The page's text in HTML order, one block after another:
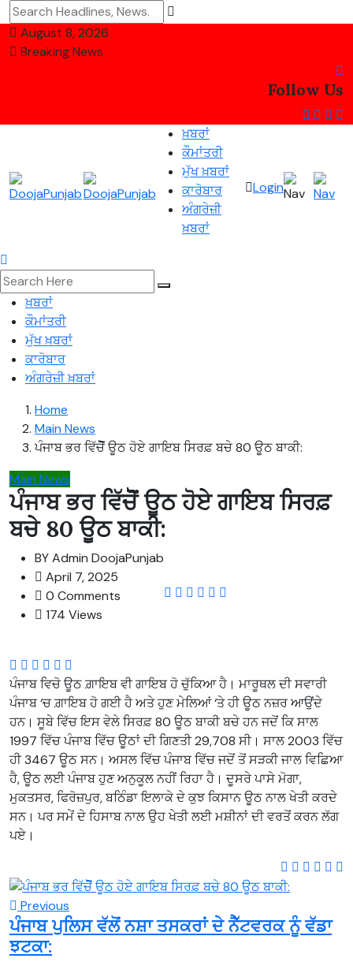
August 8, 2026
Breaking News
Follow Us
ਖ਼ਬਰਾਂ
ਕੌਮਾਂਤਰੀ
ਮੁੱਖ ਖ਼ਬਰਾਂ
ਕਾਰੋਬਾਰ
ਅੰਗਰੇਜ਼ੀ
ਖ਼ਬਰਾਂ
Login
ਖ਼ਬਰਾਂ
ਕੌਮਾਂਤਰੀ
ਮੁੱਖ ਖ਼ਬਰਾਂ
ਕਾਰੋਬਾਰ
ਅੰਗਰੇਜ਼ੀ ਖ਼ਬਰਾਂ
Home
Main News
ਪੰਜਾਬ ਭਰ ਵਿੱਚੋੋੋੋੋੋੋੋੋੋੋੋੋੋੋੋੋੋੋੋੋੋੋੋੋੋੋੋੋੋੋਂ ਊਠ ਹੋਏ ਗਾਇਬ ਸਿਰਫ਼ ਬਚੇ 80 ਊਠ ਬਾਕੀ:
Main News
ਪੰਜਾਬ ਭਰ ਵਿੱਚੋੋੋੋੋੋੋੋੋੋੋੋੋੋੋੋੋੋੋੋੋੋੋੋੋੋੋੋੋੋੋਂ ਊਠ ਹੋਏ ਗਾਇਬ ਸਿਰਫ਼
ਬਚੇ 80 ਊਠ ਬਾਕੀ:
BYAdmin DoojaPunjab
April 7, 2025
0 Comments
174 Views
ਪੰਜਾਬ ਵਿਚੋ ਊਠ ਗ਼ਾਇਬ ਵੀ ਗਾਇਬ ਹੋ ਚੁੱਕਿਆ ਹੈ। ਮਾਰੂਥਲ ਦੀ ਸਵਾਰੀ
ਪੰਜਾਬ ‘ਚ ਗ਼ਾਇਬ ਹੋ ਗਈ ਹੈ ਅਤੇ ਹੁਣ ਮੇਲਿਆਂ ‘ਤੇ ਹੀ ਊਠ ਨਜ਼ਰ ਆਉਂਦੇ
ਹਨ। ਸੂਬੇ ਵਿੱਚ ਇਸ ਵੇਲੇ ਸਿਰਫ਼ 80 ਊਠ ਬਾਕੀ ਬਚੇ ਹਨ ਜਦੋਂ ਕਿ ਸਾਲ
1997 ਵਿੱਚ ਪੰਜਾਬ ਵਿੱਚ ਊਠਾਂ ਦੀ ਗਿਣਤੀ 29,708 ਸੀ। ਸਾਲ 2003 ਵਿੱਚ
ਹੀ 3467 ਊਠ ਸਨ। ਅਸਲ ਵਿੱਚ ਪੰਜਾਬ ਵਿੱਚ ਜਦੋਂ ਤੋਂ ਸੜਕੀ ਜਾਲ ਵਿਛਿਆ
ਹੈ, ਊਠ ਲਈ ਪੰਜਾਬ ਹੁਣ ਅਨੁਕੂਲ ਨਹੀਂ ਰਿਹਾ ਹੈ। ਦੂਸਰੇ ਪਾਸੇ ਮੋਗਾ,
ਮੁਕਤਸਰ, ਫਿਰੋਜ਼ਪੁਰ, ਬਠਿੰਡਾ ਇਲਾਕੇ ਦੇ ਕੁਝ ਕਿਸਾਨ ਊਠ ਨਾਲ ਖੇਤੀ ਕਰਦੇ
ਸਨ। ਪਰ ਸਮੇਂ ਦੇ ਹਿਸਾਬ ਨਾਲ ਉਹ ਖੇਤੀ ਲਈ ਮਸ਼ੀਨਾਂ ਦੀ ਵਰਤੋਂ ਕਰਨ ਲੱਗ
ਪਏ।
Previous
ਪੰਜਾਬ ਪੁਲਿਸ ਵੱਲੋਂ ਨਸ਼ਾ ਤਸਕਰਾਂ ਦੇ ਨੈੱਟਵਰਕ ਨੂੰ ਵੱਡਾ
ਝਟਕਾ: